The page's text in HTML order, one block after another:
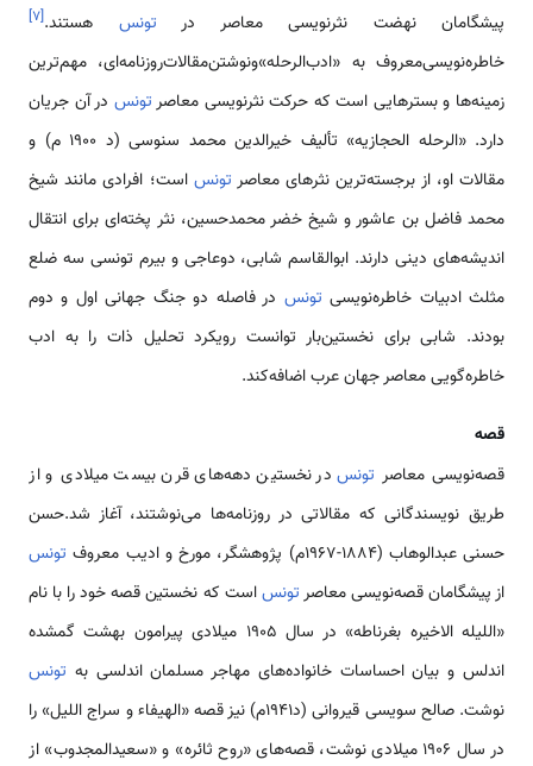
پیشگامان نهضت نثرنویسی معاصر در تونس هستند.[۷]
خاطره‌نویسی‌معروف به «ادب‌الرحله»ونوشتن‌مقالات‌روزنامه‌ای، مهم‌ترین
زمینه‌ها و بسترهایی است که حرکت نثرنویسی معاصرتونس در آن جریان
دارد. «الرحله الحجازیه» تألیف خیرالدین محمد سنوسی (د ۱۹۰۰ م) و
مقالات او، از برجسته‌ترین نثرهای معاصر تونس است؛ افرادی مانند شیخ
محمد فاضل بن عاشور و شیخ خضر محمدحسین، نثر پخته‌ای برای انتقال
اندیشه‌های دینی دارند. ابوالقاسم شابی، دوعاجی و بیرم تونسی سه ضلع
مثلث ادبیات خاطره‌نویسی تونس در فاصله دو جنگ جهانی اول و دوم
بودند. شابی برای نخستین‌بار توانست رویکرد تحلیل ذات را به ادب
خاطره‌گویی معاصر جهان عرب اضافه‌کند.
قصه
قصه‌نویسی معاصر تونسدر نخستین دهه‌های قرن بیست میلادی و از
طریق نویسندگانی که مقالاتی در روزنامه‌ها می‌نوشتند، آغاز شد.حسن
حسنی عبدالوهاب (۱۸۸۴-۱۹۶۷م) پژوهشگر، مورخ و ادیب معروف
تونس
از پیشگامان قصه‌نویسی معاصرتونساست که نخستین قصه خود را با نام
«اللیله الاخیره بغرناطه» در سال ۱۹۰۵ میلادی پیرامون بهشت گمشده
اندلس و بیان احساسات خانواده‌های مهاجر مسلمان اندلسی به تونس
نوشت. صالح سویسی قیروانی (د۱۹۴۱م) نیز قصه «الهیفاء و سراج اللیل» را
در سال ۱۹۰۶ میلادی نوشت، قصه‌های «روح ثائره» و «سعیدالمجدوب» از